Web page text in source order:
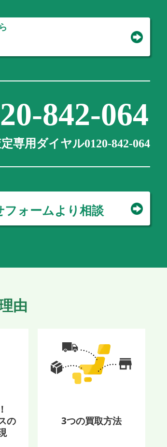
842-064
専用ダイヤル0120-842-064
フォームより相談
由
の
3つの買取方法